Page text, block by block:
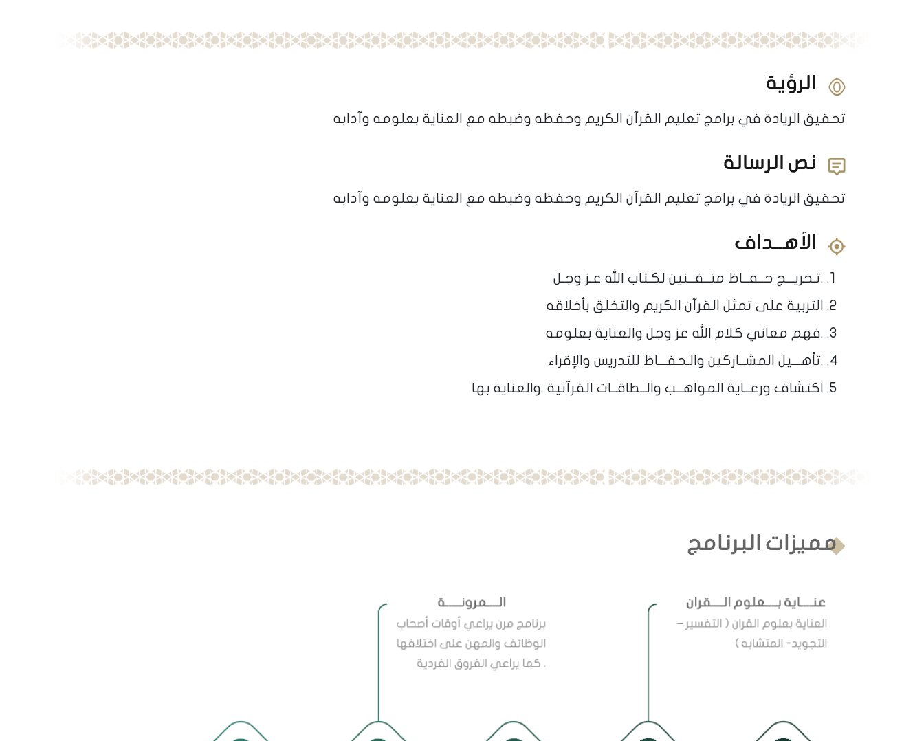
الرؤية
تحقيق الريادة في برامج تعليم القرآن الكريم وحفظه وضبطه مع العناية بعلومه وآدابه
نص الرسالة
تحقيق الريادة في برامج تعليم القرآن الكريم وحفظه وضبطه مع العناية بعلومه وآدابه
الأهــداف
.تـخريـــج حــفــاظ متــقــنين لكـتاب الله عـز وجـل
التربية على تمثل القرآن الكريم والتخلق بأخلاقه
.فهم معاني كلام الله عز وجل والعناية بعلومه
.تأهـــيل المشــاركين والـحفـــاظ للتدريس والإقراء
اكتشاف ورعــاية المواهــب والــطاقــات القرآنية .والعناية بها
مميزات البرنامج